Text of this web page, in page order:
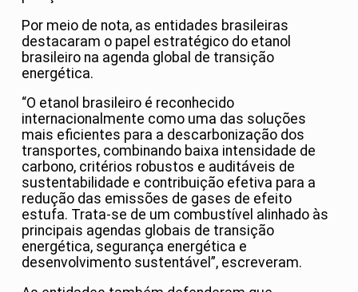
Por meio de nota, as entidades brasileiras
destacaram o papel estratégico do etanol
brasileiro na agenda global de transição
energética.
“O etanol brasileiro é reconhecido
internacionalmente como uma das soluções
mais eficientes para a descarbonização dos
transportes, combinando baixa intensidade de
carbono, critérios robustos e auditáveis de
sustentabilidade e contribuição efetiva para a
redução das emissões de gases de efeito
estufa. Trata-se de um combustível alinhado às
principais agendas globais de transição
energética, segurança energética e
desenvolvimento sustentável”, escreveram.